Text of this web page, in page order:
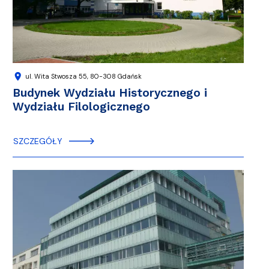
location_on ul. Wita Stwosza 55, 80-308 Gdańsk
Budynek Wydziału Historycznego i
Wydziału Filologicznego
SZCZEGÓŁY